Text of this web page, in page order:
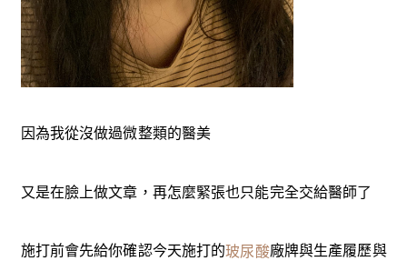
因為我從沒做過微整類的醫美
又是在臉上做文章，再怎麼緊張也只能完全交給醫師了
施打前會先給你確認今天施打的玻尿酸廠牌與生產履歷與